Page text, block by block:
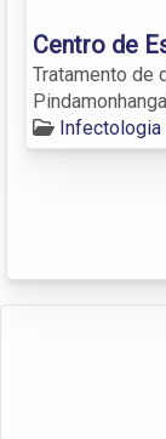
Centro de
Tratamento de
Infectologia